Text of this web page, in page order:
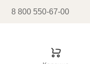
8 800 550-67-00